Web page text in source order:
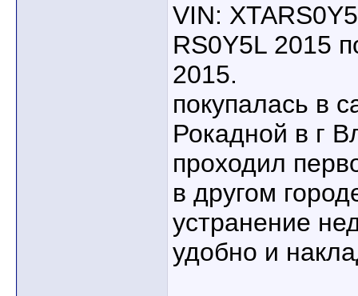
VIN:
RS0Y5L 2015
2015.
покупалась в
Рокадной в г
проходил
в другом
устранение
удобно и